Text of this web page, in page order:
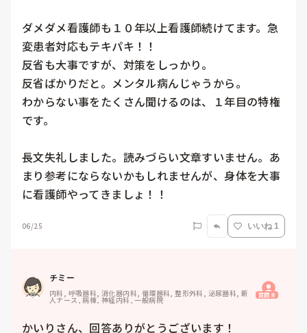
ダメダメ看護師も１０年以上看護師続けてます。急
変患者対応もテキパキ！！
反省も大事ですが、対策をしっかり。
反省ばかりだと。メンタル病んじゃうから。
わからない事をたくさん聞けるのは、１年目の特権
です。
長文失礼しました。読みづらい文章すいません。あ
まり参考にならないかもしれませんが、身体を大事
に看護師やってきましょ！！
06/25 いいね 1
チミー
内科, 呼吸器科, 消化器内科, 循環器科, 整形外科, 泌尿器科, 新
人ナース, 病棟, 神経内科, 一般病院 質問主
かいりさん、回答ありがとうございます！